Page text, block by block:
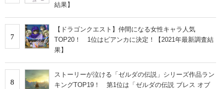
結果】
7
【ドラゴンクエスト】仲間になる女性キャラ人気
TOP20！ 1位はビアンカに決定！【2021年最新調査結
果】
8
ストーリーが泣ける「ゼルダの伝説」シリーズ作品ラン
キングTOP19！ 第1位は「ゼルダの伝説 ブレス オブ